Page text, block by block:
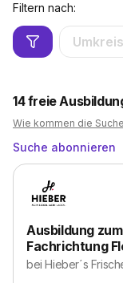
Filtern nach:
Umkreis
14freie
Wie kommen die
Suche abonnieren
Ausbildung
Fachrichtung
beiHieber´s